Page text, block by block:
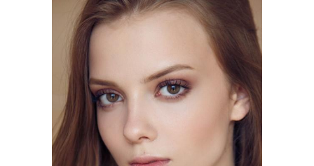
Светло-карие глаза
Черные глаза Эффект на глазах